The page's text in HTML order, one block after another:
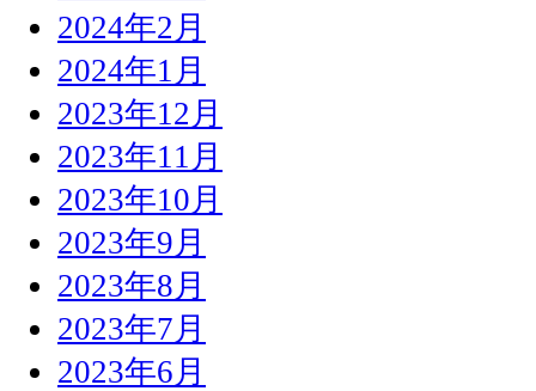
2024年2月
2024年1月
2023年12月
2023年11月
2023年10月
2023年9月
2023年8月
2023年7月
2023年6月